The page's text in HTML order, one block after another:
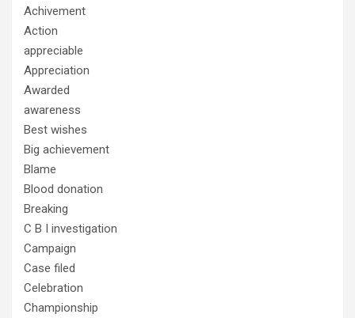
Achivement
Action
appreciable
Appreciation
Awarded
awareness
Best wishes
Big achievement
Blame
Blood donation
Breaking
C B I investigation
Campaign
Case filed
Celebration
Championship